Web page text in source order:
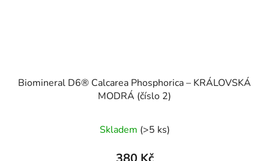
Biomineral D6® Calcarea Phosphorica – KRÁLOVSKÁ
MODRÁ (číslo 2)
Skladem (>5 ks)